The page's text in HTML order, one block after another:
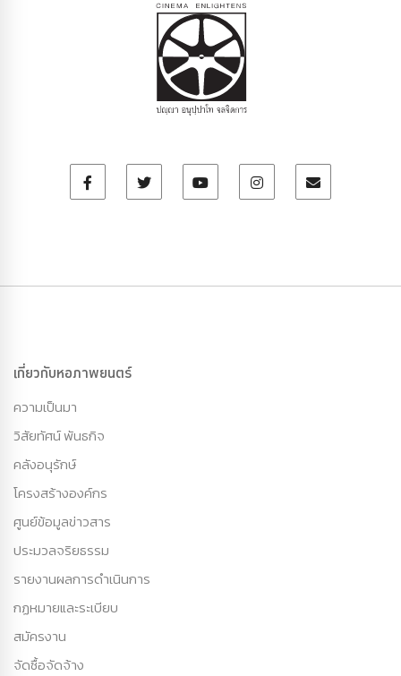
เกี่ยวกับหอภาพยนตร์
ความเป็นมา
วิสัยทัศน์ พันธกิจ
คลังอนุรักษ์
โครงสร้างองค์กร
ศูนย์ข้อมูลข่าวสาร
ประมวลจริยธรรม
รายงานผลการดำเนินการ
กฏหมายและระเบียบ
สมัครงาน
จัดซื้อจัดจ้าง